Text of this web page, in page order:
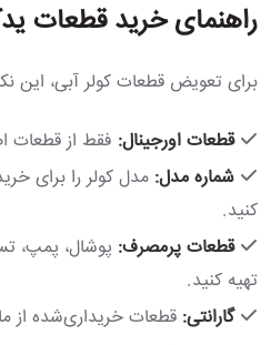
راهنمای خرید قطعات
برای تعویض قطعات کولر آبی، این
قطعات اورجینال: فقط از قطعات
شماره مدل: مدل کولر را برای
کنید.
قطعات پرمصرف: پوشال، پمپ،
تهیه کنید.
گارانتی: قطعات خریداری‌شده از ما